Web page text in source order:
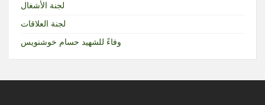
لجنة الأشغال
لجنة العلاقات
وفاءً للشهيد حسام خوشنويس